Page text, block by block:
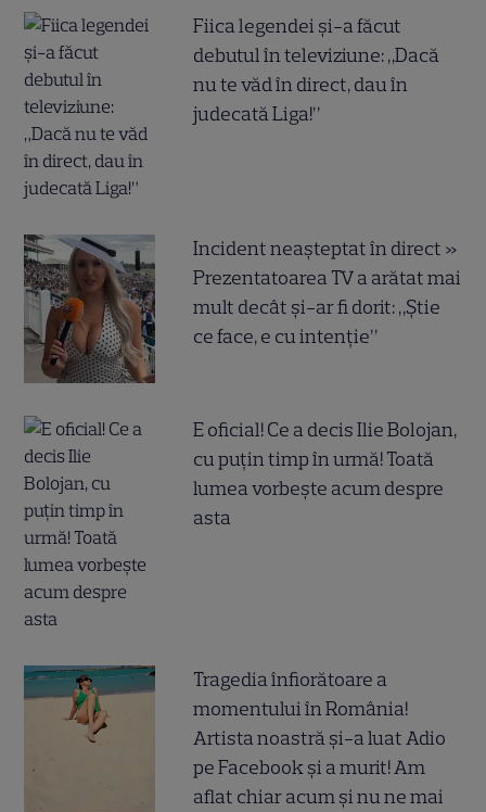
Fiica legendei și-a făcut
debutul în televiziune: „Dacă
nu te văd în direct, dau în
judecată Liga!”
Incident neașteptat în direct »
Prezentatoarea TV a arătat mai
mult decât și-ar fi dorit: „Știe
ce face, e cu intenție”
E oficial! Ce a decis Ilie Bolojan,
cu puțin timp în urmă! Toată
lumea vorbește acum despre
asta
Tragedia înfiorătoare a
momentului în România!
Artista noastră și-a luat Adio
pe Facebook și a murit! Am
aflat chiar acum și nu ne mai